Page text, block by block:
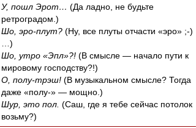
У, пошл Эрот… (Да ладно, не будьте
ретроградом.)
Шо, эро-плут? (Ну, все плуты отчасти «эро» ;-)
…)
Шо, утро «Эпл»?! (В смысле — начало пути к
мировому господству?!)
О, полу-трэш! (В музыкальном смысле? Тогда
даже «полу-» — мощно.)
Шур, это пол. (Саш, где я тебе сейчас потолок
возьму?)